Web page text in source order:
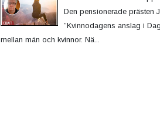
Den pensionerade prästen
”Kvinnodagens anslag i
mellan män och kvinnor. Nä...